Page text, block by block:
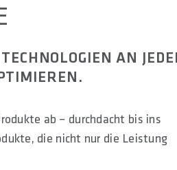
AN
ab – durchdacht bis ins
die nicht nur die Leistung